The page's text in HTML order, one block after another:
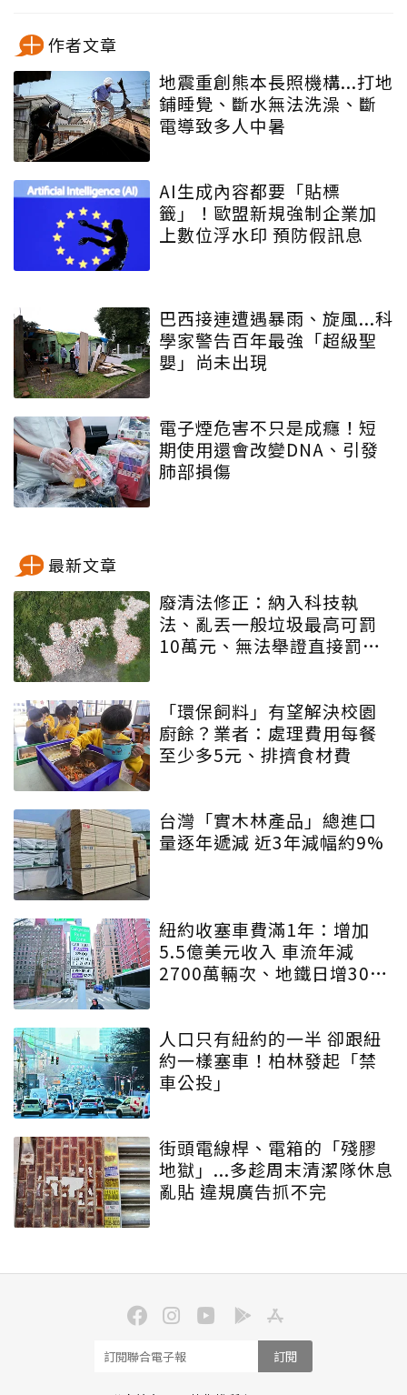
作者文章
地震重創熊本長照機構...打地
鋪睡覺、斷水無法洗澡、斷
電導致多人中暑
AI生成內容都要「貼標
籤」！歐盟新規強制企業加
上數位浮水印 預防假訊息
巴西接連遭遇暴雨、旋風...科
學家警告百年最強「超級聖
嬰」尚未出現
電子煙危害不只是成癮！短
期使用還會改變DNA、引發
肺部損傷
最新文章
廢清法修正：納入科技執
法、亂丟一般垃圾最高可罰
10萬元、無法舉證直接罰車
「環保飼料」有望解決校園
廚餘？業者：處理費用每餐
至少多5元、排擠食材費
台灣「實木林產品」總進口
量逐年遞減 近3年減幅約9%
紐約收塞車費滿1年：增加
5.5億美元收入 車流年減
2700萬輛次、地鐵日增30萬
人口只有紐約的一半 卻跟紐
約一樣塞車！柏林發起「禁
車公投」
街頭電線桿、電箱的「殘膠
地獄」...多趁周末清潔隊休息
亂貼 違規廣告抓不完
訂閱